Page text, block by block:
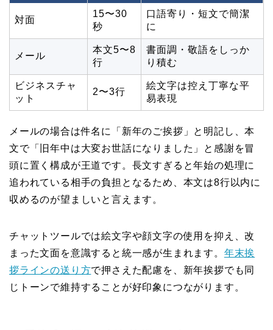
対面
15〜30
秒
口語寄り・短文で簡潔
に
メール
本文5〜8
行
書面調・敬語をしっか
り積む
ビジネスチャ
ット
2〜3行
絵文字は控え丁寧な平
易表現
メールの場合は件名に「新年のご挨拶」と明記し、本
文で「旧年中は大変お世話になりました」と感謝を冒
頭に置く構成が王道です。長文すぎると年始の処理に
追われている相手の負担となるため、本文は8行以内に
収めるのが望ましいと言えます。
チャットツールでは絵文字や顔文字の使用を抑え、改
まった文面を意識すると統一感が生まれます。 年末挨
拶ラインの送り方で押さえた配慮を、新年挨拶でも同
じトーンで維持することが好印象につながります。